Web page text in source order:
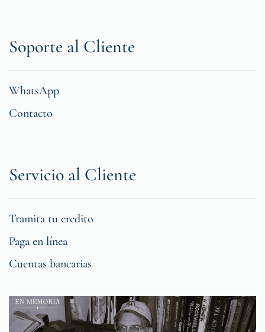
Soporte al Cliente
WhatsApp
Contacto
Servicio al Cliente
Tramita tu credito
Paga en línea
Cuentas bancarias